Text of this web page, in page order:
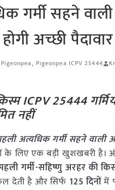
गर्मी सहने
अच्छी पैदावार
, Pigeonpea ICPV 25444
ICPV 25444
नहीं
अत्यधिक गर्मी सहने वाली
के लिए एक बड़ी खुशखबरी है।
गर्मी-सहिष्णु अरहर की
देती है और सिर्फ 125 दिनोंमें